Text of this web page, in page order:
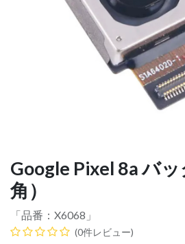
Google Pixel 8a バ
角）
「品番： X6068 」
(0件レビュー)